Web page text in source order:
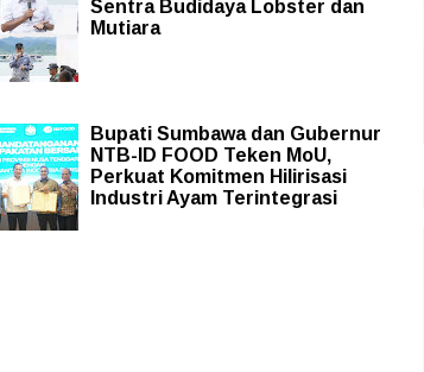
Sentra Budidaya Lobster dan
Mutiara
Bupati Sumbawa dan Gubernur
NTB-ID FOOD Teken MoU,
Perkuat Komitmen Hilirisasi
Industri Ayam Terintegrasi